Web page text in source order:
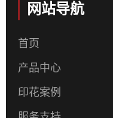
网站导航
首页
产品中心
印花案例